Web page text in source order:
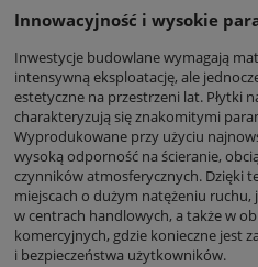
Innowacyjność i wysokie
Inwestycje budowlane wymagają
intensywną eksploatację, ale
estetyczne na przestrzeni lat. Płytki
charakteryzują się znakomitymi
Wyprodukowane przy użyciu
wysoką odporność na ścieranie,
czynników atmosferycznych. Dzięki
miejscach o dużym natężeniu
w centrach handlowych, a także w
komercyjnych, gdzie konieczne jest
i bezpieczeństwa użytkowników.